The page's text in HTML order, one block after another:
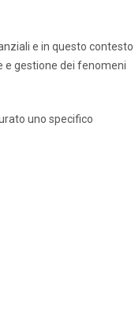
e in questo contesto
e gestione dei fenomeni
uno specifico